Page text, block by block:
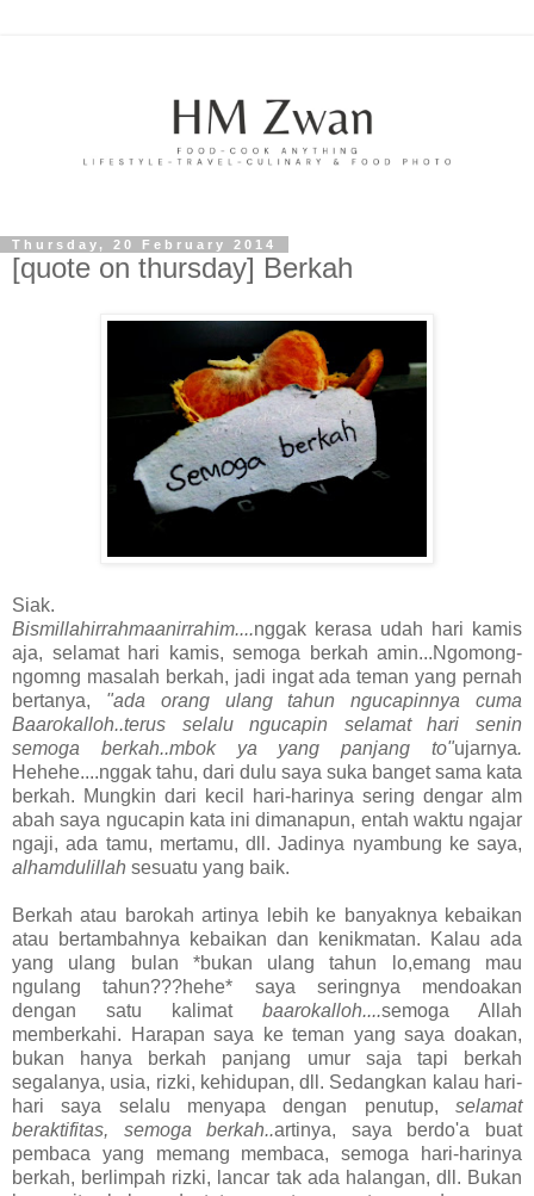
Thursday, 20 February 2014
[quote on thursday] Berkah
Siak.
Bismillahirrahmaanirrahim....nggak kerasa udah hari kamis
aja, selamat hari kamis, semoga berkah amin...Ngomong-
ngomng masalah berkah, jadi ingat ada teman yang pernah
bertanya, "ada orang ulang tahun ngucapinnya cuma
Baarokalloh..terus selalu ngucapin selamat hari senin
semoga berkah..mbok ya yang panjang to"ujarnya.
Hehehe....nggak tahu, dari dulu saya suka banget sama kata
berkah. Mungkin dari kecil hari-harinya sering dengar alm
abah saya ngucapin kata ini dimanapun, entah waktu ngajar
ngaji, ada tamu, mertamu, dll. Jadinya nyambung ke saya,
alhamdulillah sesuatu yang baik.
Berkah atau barokah artinya lebih ke banyaknya kebaikan
atau bertambahnya kebaikan dan kenikmatan. Kalau ada
yang ulang bulan *bukan ulang tahun lo,emang mau
ngulang tahun???hehe* saya seringnya mendoakan
dengan satu kalimat baarokalloh....semoga Allah
memberkahi. Harapan saya ke teman yang saya doakan,
bukan hanya berkah panjang umur saja tapi berkah
segalanya, usia, rizki, kehidupan, dll. Sedangkan kalau hari-
hari saya selalu menyapa dengan penutup, selamat
beraktifitas, semoga berkah..artinya, saya berdo'a buat
pembaca yang memang membaca, semoga hari-harinya
berkah, berlimpah rizki, lancar tak ada halangan, dll. Bukan